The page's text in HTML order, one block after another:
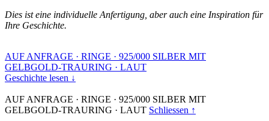
Dies ist eine individuelle Anfertigung, aber auch eine Inspiration für
Ihre Geschichte.
AUF ANFRAGE · RINGE · 925/000 SILBER MIT
GELBGOLD-TRAURING · LAUT
Geschichte lesen ↓
AUF ANFRAGE · RINGE · 925/000 SILBER MIT
GELBGOLD-TRAURING · LAUT Schliessen ↑